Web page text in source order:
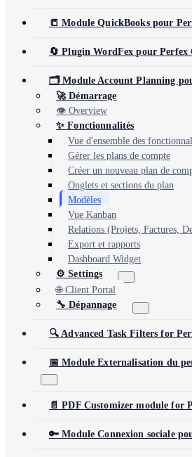
📒 Module QuickBooks pour
🔄 Plugin WordFex pour Perfex
🗂️ Module Account Planning
🚀 Démarrage
👁️ Overview
✨ Fonctionnalités
Vue d'ensemble des
Gérer les plans de compte
Créer un nouveau plan de
Onglets et sections du plan
Modèles
Vue Kanban
Relations (Projets, Factures,
Export et rapports
Dashboard Widget
⚙️ Settings
🌐 Client Portal
🔧 Dépannage
🔍 Advanced Task Filters for
📅 Module Externalisation du
📄 PDF Customizer module for
🔑 Module Connexion sociale